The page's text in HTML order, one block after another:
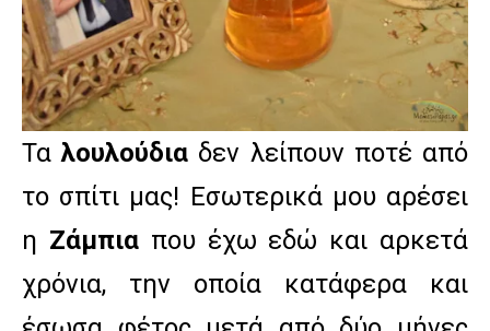
Ταλουλούδια δεν λείπουν ποτέ από
το σπίτι μας! Εσωτερικά μου αρέσει
η Ζάμπιαπου έχω εδώ και αρκετά
χρόνια, την οποία κατάφερα και